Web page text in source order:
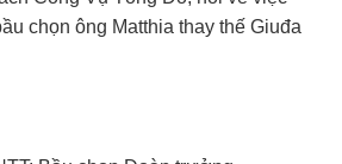
chọn ông Matthia thay thế Giuđa